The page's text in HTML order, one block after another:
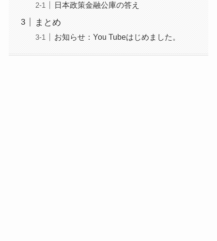
日本政策金融公庫の答え
まとめ
お知らせ：You Tubeはじめました。